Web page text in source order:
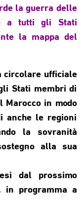
la guerra delle
a tutti gli Stati
la mappa del
circolare ufficiale
Stati membri di
Marocco in modo
anche le regioni
la sovranità
alla sua
dal prossimo
programma a